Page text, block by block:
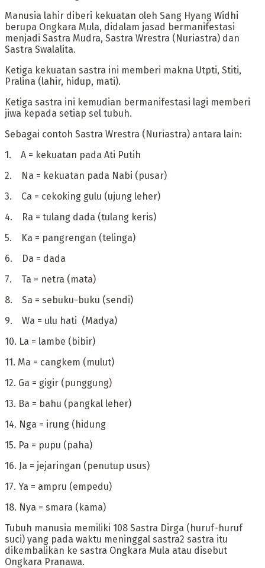
Manusia lahir diberi kekuatan oleh Sang Hyang Widhi
berupa Ongkara Mula, didalam jasad bermanifestasi
menjadi Sastra Mudra, Sastra Wrestra (Nuriastra) dan
Sastra Swalalita.
Ketiga kekuatan sastra ini memberi makna Utpti, Stiti,
Pralina (lahir, hidup, mati).
Ketiga sastra ini kemudian bermanifestasi lagi memberi
jiwa kepada setiap sel tubuh.
‎Sebagai contoh Sastra Wrestra (Nuriastra) antara lain:
‎1. A = kekuatan pada Ati Putih
‎2. Na = kekuatan pada Nabi (pusar)
‎3. Ca = cekoking gulu (ujung leher)
‎4. Ra = tulang dada (tulang keris)
‎5. Ka = pangrengan (telinga)
‎6. Da = dada
‎7. Ta = netra (mata)
‎8. Sa = sebuku-buku (sendi)
‎9. Wa = ulu hati (Madya)
‎10. La = lambe (bibir)
‎11. Ma = cangkem (mulut)
‎12. Ga = gigir (punggung)
‎13. Ba = bahu (pangkal leher)
‎14. Nga = irung (hidung
‎15. Pa = pupu (paha)
‎16. Ja = jejaringan (penutup usus)
‎17. Ya = ampru (empedu)
‎18. Nya = smara (kama)
‎Tubuh manusia memiliki 108 Sastra Dirga (huruf-huruf
suci) yang pada waktu meninggal sastra2 sastra itu
dikembalikan ke sastra Ongkara Mula atau disebut
Ongkara Pranawa.